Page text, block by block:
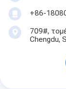
+86-
709#,
Chengdu,